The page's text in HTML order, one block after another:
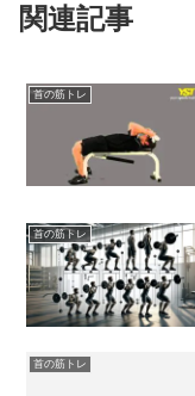
関連記事
首の筋トレ
首の筋トレ
首の筋トレ